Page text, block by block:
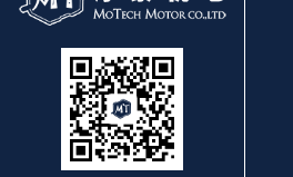
MT-1703HS168A